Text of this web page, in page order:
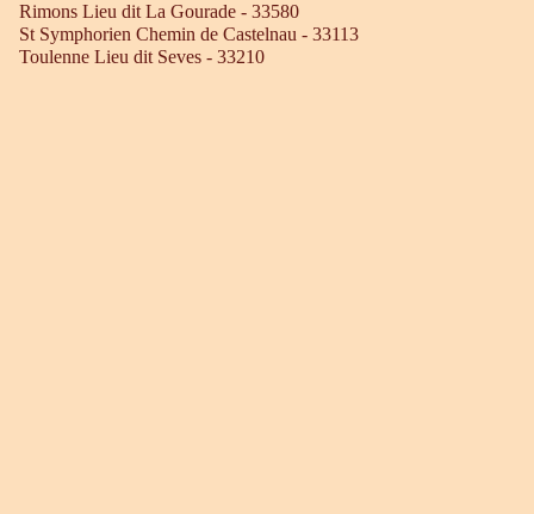
Rimons Lieu dit La Gourade - 33580
St Symphorien Chemin de Castelnau - 33113
Toulenne Lieu dit Seves - 33210